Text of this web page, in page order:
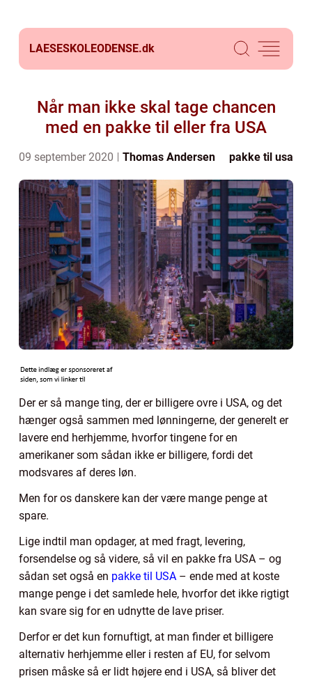
LAESESKOLEODENSE.dk
Når man ikke skal tage chancen
med en pakke til eller fra USA
09 september 2020 Thomas Andersen pakke til usa
Der er så mange ting, der er billigere ovre i USA, og det
hænger også sammen med lønningerne, der generelt er
lavere end herhjemme, hvorfor tingene for en
amerikaner som sådan ikke er billigere, fordi det
modsvares af deres løn.
Men for os danskere kan der være mange penge at
spare.
Lige indtil man opdager, at med fragt, levering,
forsendelse og så videre, så vil en pakke fra USA – og
sådan set også en pakke til USA – ende med at koste
mange penge i det samlede hele, hvorfor det ikke rigtigt
kan svare sig for en udnytte de lave priser.
Derfor er det kun fornuftigt, at man finder et billigere
alternativ herhjemme eller i resten af EU, for selvom
prisen måske så er lidt højere end i USA, så bliver det